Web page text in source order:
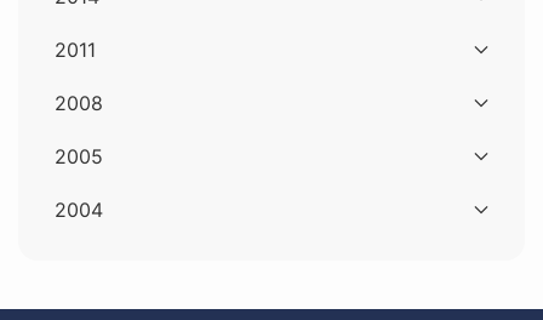
2011
2008
2005
2004